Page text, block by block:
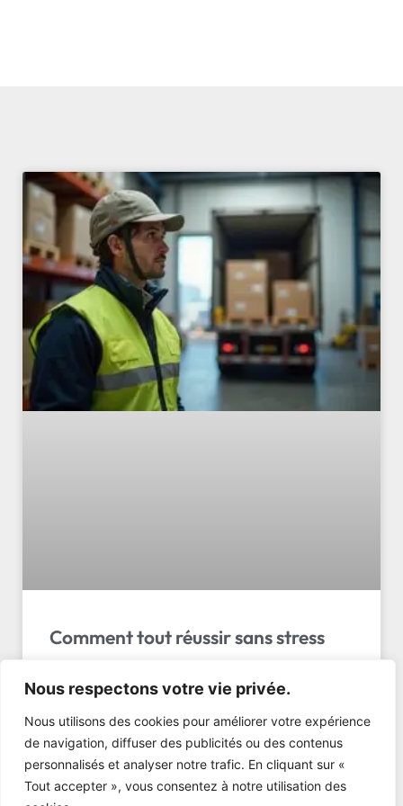
Nous respectons votre vie privée.
Nous utilisons des cookies pour améliorer votre expérience
de navigation, diffuser des publicités ou des contenus
personnalisés et analyser notre trafic. En cliquant sur «
Tout accepter », vous consentez à notre utilisation des
Comment tout réussir sans stress
Logistique transport événementiel suisse :
découvrez les 5 critères essentiels, les erreurs à
éviter et comment LL Transport Sàrl assure vos
événements.
LIRE L'ARTICLE »